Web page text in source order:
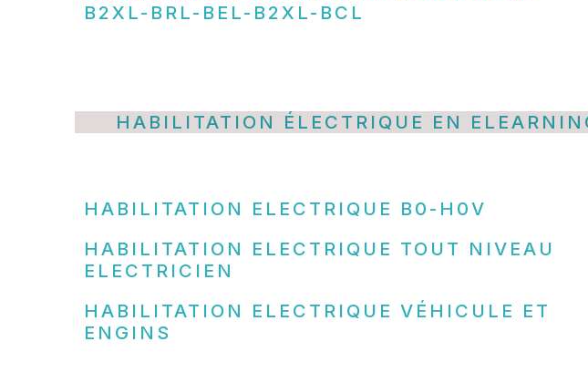
B2XL-BRL-BEL-B2XL-BCL
HABILITATION ÉLECTRIQUE EN
HABILITATION ELECTRIQUE B0-H0V
HABILITATION ELECTRIQUE TOUT NIVEAU
ELECTRICIEN
HABILITATION ELECTRIQUE VÉHICULE ET
ENGINS